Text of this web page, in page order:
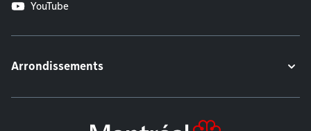
YouTube
Arrondissements